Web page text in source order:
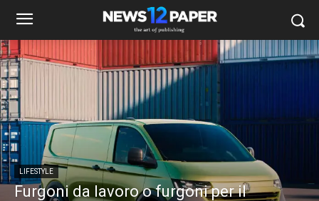
LIFESTYLE
Furgoni da lavoro o furgoni per il